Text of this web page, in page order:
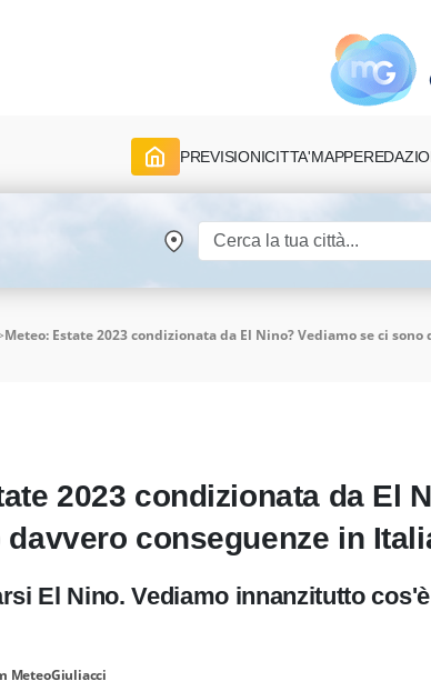
PREVISIONICITTA'MAPPE
Meteo: Estate 2023 condizionata da El Nino? Vediamo se ci
2023 condizionata da El
conseguenze in
El Nino. Vediamo innanzitutto
MeteoGiuliacci